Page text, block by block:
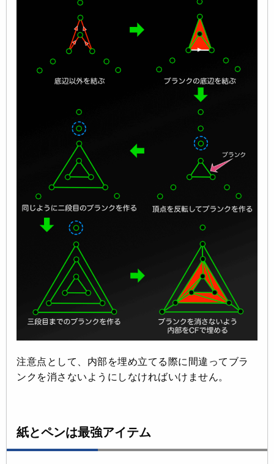
注意点として、内部を埋め立てる際に間違ってブラ
ンクを消さないようにしなければいけません。
紙とペンは最強アイテム